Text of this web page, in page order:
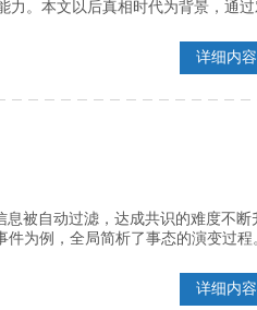
力。本文以后真相时代为背景，通过
详细内容
被自动过滤，达成共识的难度不断
件为例，全局简析了事态的演变过程
详细内容